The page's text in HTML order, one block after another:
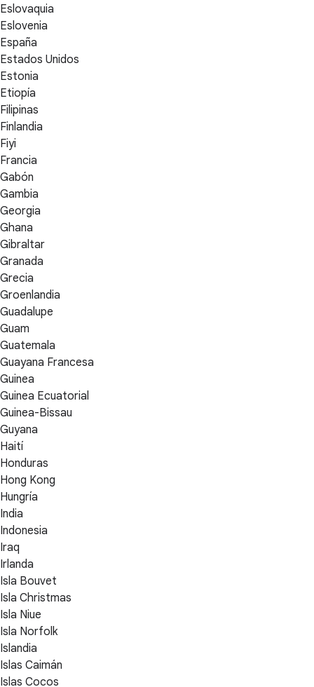
Eslovaquia
Eslovenia
España
Estados Unidos
Estonia
Etiopía
Filipinas
Finlandia
Fiyi
Francia
Gabón
Gambia
Georgia
Ghana
Gibraltar
Granada
Grecia
Groenlandia
Guadalupe
Guam
Guatemala
Guayana Francesa
Guinea
Guinea Ecuatorial
Guinea-Bissau
Guyana
Haití
Honduras
Hong Kong
Hungría
India
Indonesia
Iraq
Irlanda
Isla Bouvet
Isla Christmas
Isla Niue
Isla Norfolk
Islandia
Islas Caimán
Islas Cocos